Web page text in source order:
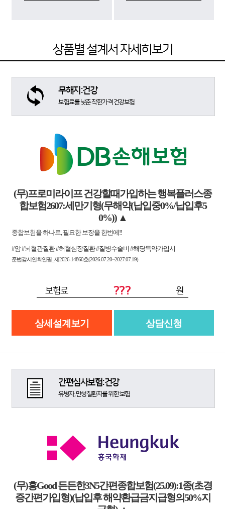
상품별 설계서 자세히보기
무해지:건강
보험료를 낮춘 착한가격 건강보험
(무)프로미라이프 건강할때가입하는 행복플러스종
합보험2607:세만기형(무해약(납입중0%/납입후5
0%)) ▲
종합보험을 하나로, 필요한 보장을 한번에!!
#암 #뇌혈관질환 #허혈심장질환 #질병수술비 #해당특약가입시
준법감시인확인필_제2026-14860호(2026.07.20~2027.07.19)
보험료 ??? 원
상세설계보기 상담신청
간편심사보험:건강
유병자, 만성질환자를 위한 보험
(무)흥Good 든든한3N5간편종합보험(25.09):1종(초경
증간편가입형)(납입후 해약환급금지급형의50%지